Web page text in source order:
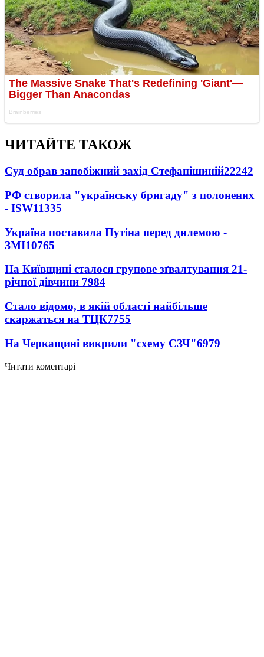
ЧИТАЙТЕ ТАКОЖ
Суд обрав запобіжний захід Стефанішиній22242
РФ створила "українську бригаду" з полонених
- ISW11335
Україна поставила Путіна перед дилемою -
ЗМІ10765
На Київщині сталося групове зґвалтування 21-
річної дівчини 7984
Стало відомо, в якій області найбільше
скаржаться на ТЦК7755
На Черкащині викрили "схему СЗЧ"6979
Читати коментарі